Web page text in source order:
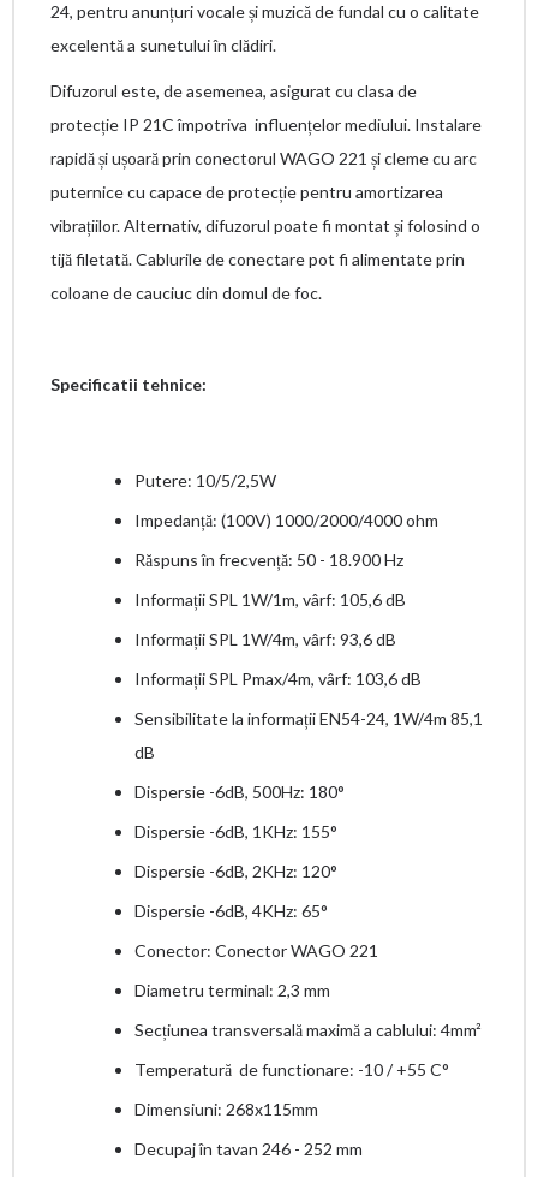
24, pentru anunțuri vocale și muzică de fundal cu o calitate
excelentă a sunetului în clădiri.
Difuzorul este, de asemenea, asigurat cu clasa de
protecție IP 21C împotriva influențelor mediului. Instalare
rapidă și ușoară prin conectorul WAGO 221 și cleme cu arc
puternice cu capace de protecție pentru amortizarea
vibrațiilor. Alternativ, difuzorul poate fi montat și folosind o
tijă filetată. Cablurile de conectare pot fi alimentate prin
coloane de cauciuc din domul de foc.
Specificatii tehnice:
Putere: 10/5/2,5W
Impedanță: (100V) 1000/2000/4000 ohm
Răspuns în frecvență: 50 - 18.900 Hz
Informații SPL 1W/1m, vârf: 105,6 dB
Informații SPL 1W/4m, vârf: 93,6 dB
Informații SPL Pmax/4m, vârf: 103,6 dB
Sensibilitate la informații EN54-24, 1W/4m 85,1
dB
Dispersie -6dB, 500Hz: 180°
Dispersie -6dB, 1KHz: 155°
Dispersie -6dB, 2KHz: 120°
Dispersie -6dB, 4KHz: 65°
Conector: Conector WAGO 221
Diametru terminal: 2,3 mm
Secțiunea transversală maximă a cablului: 4mm²
Temperatură de functionare: -10 / +55 C°
Dimensiuni: 268x115mm
Decupaj în tavan 246 - 252 mm